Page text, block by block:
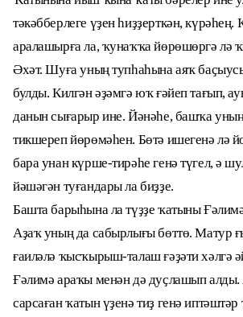
тәкәбберлеге үҙен һиҙҙерткән,
аралашырға ла, ҡунаҡҡа йөрөшөргә лә
Әхәт. Шуға уның тупһаһына аяҡ
булды. Килгән әҙәмгә юҡ ғәйеп тағып,
данын сығарыр ине. Йәнәһе, башҡа
тикшереп йөрөмәһен. Бөтә ишегенә лә
бара унан күрше-тирәһе генә түгел, ә
йәшәгән туғандары ла биҙҙе.
Башта барыһына ла түҙҙе ҡатыны
Аҙаҡ уның да сабырлығы бөттө. Матур
ғаиләлә ҡысҡырыш-талаш ғәҙәти хәлгә
Ғәлимә араҡы менән дә дуҫлашып
сарсаған ҡатын үҙенә тиҙ генә